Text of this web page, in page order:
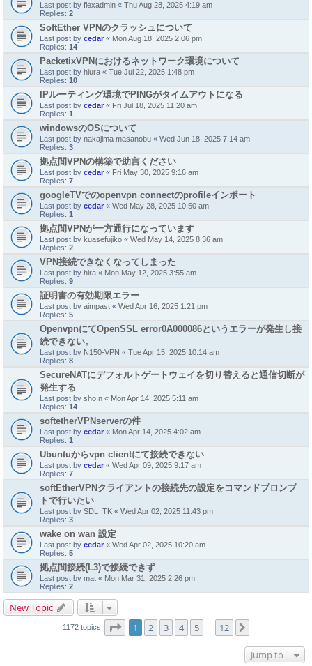
Last post by flexadmin « Thu Aug 28, 2025 4:19 am
Replies: 2
SoftEther VPNのクラッシュについて
Last post by cedar « Mon Aug 18, 2025 2:06 pm
Replies: 14
PacketixVPNにおけるネットワーク環境について
Last post by hiura « Tue Jul 22, 2025 1:48 pm
Replies: 10
IPルーティング環境でPINGがタイムアウトになる
Last post by cedar « Fri Jul 18, 2025 11:20 am
Replies: 1
windowsのOSについて
Last post by nakajima masanobu « Wed Jun 18, 2025 7:14 am
Replies: 3
拠点間VPNの構築で助言ください
Last post by cedar « Fri May 30, 2025 9:16 am
Replies: 7
googleTVでのopenvpn connectのprofileインポート
Last post by cedar « Wed May 28, 2025 10:50 am
Replies: 1
拠点間VPNが一方通行になっています
Last post by kuasefujiko « Wed May 14, 2025 8:36 am
Replies: 2
VPN接続できなくなってしまった
Last post by hira « Mon May 12, 2025 3:55 am
Replies: 9
証明書の有効期限エラー
Last post by aimpast « Wed Apr 16, 2025 1:21 pm
Replies: 5
OpenvpnにてOpenSSL error0A000086というエラーが発生し接
続できない。
Last post by N150-VPN « Tue Apr 15, 2025 10:14 am
Replies: 8
SecureNATにデフォルトゲートウェイを切り替えると通信切断が
発生する
Last post by sho.n « Mon Apr 14, 2025 5:11 am
Replies: 14
softetherVPNserverの件
Last post by cedar « Mon Apr 14, 2025 4:02 am
Replies: 1
Ubuntuからvpn clientにて接続できない
Last post by cedar « Wed Apr 09, 2025 9:17 am
Replies: 7
softEtherVPNクライアントの接続先の設定をコマンドプロンプ
トで行いたい
Last post by SDL_TK « Wed Apr 02, 2025 11:43 pm
Replies: 3
wake on wan 設定
Last post by cedar « Wed Apr 02, 2025 10:20 am
Replies: 5
拠点間接続(L3)で接続できず
Last post by mat « Mon Mar 31, 2025 2:26 pm
Replies: 2
New Topic
1172 topics Page of 12
1 2 3 4 5 12
Jump to